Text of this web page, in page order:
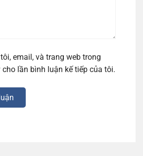
email, và trang web trong
lần bình luận kế tiếp của tôi.